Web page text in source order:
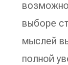
выборе
мыслей
полной